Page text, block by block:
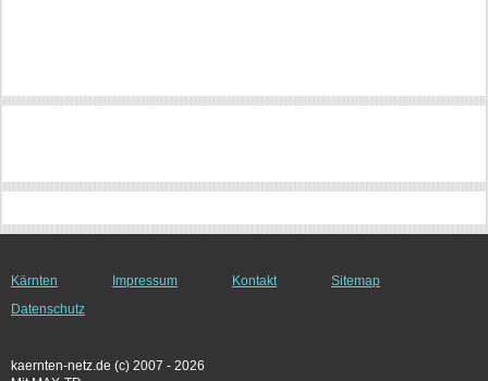
Kärnten Impressum Kontakt
Sitemap
Datenschutz
kaernten-netz.de (c) 2007 - 2026